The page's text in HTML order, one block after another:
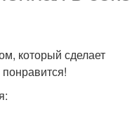
который сделает